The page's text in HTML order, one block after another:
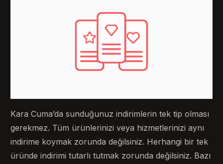
Kara Cuma’da sunduğunuz indirimlerin tek tip olması
gerekmez. Tüm ürünlerinizi veya hizmetlerinizi aynı
indirime koymak zorunda değilsiniz. Herhangi bir tek
üründe indirimi tutarlı tutmak zorunda değilsiniz. Bazı